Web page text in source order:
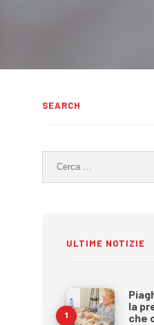
SEARCH
Ricerca
per:
ULTIME NOTIZIE
la
che